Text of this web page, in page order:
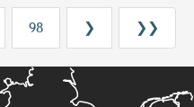
98 ❯ ❯❯